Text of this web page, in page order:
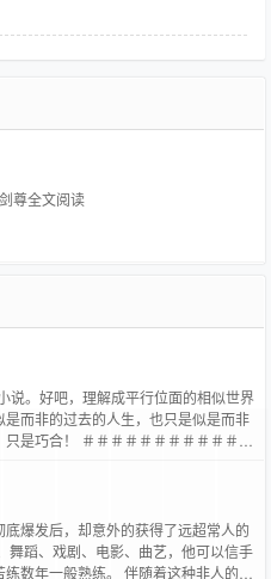
尊全文阅读
说。好吧，理解成平行位面的相似世界
而非的过去的人生，也只是似是而非
是巧合！ ＃＃＃＃＃＃＃＃＃＃＃＃
报告上签字,而被人伪造车祸害死.却
将会走出一
爆发后，却意外的获得了远超常人的
舞蹈、戏剧、电影、曲艺，他可以信手
数年一般熟练。 伴随着这种非人的能